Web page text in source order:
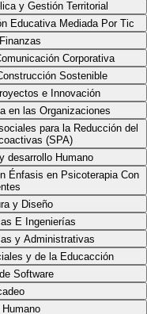
y Gestión Territorial
Educativa Mediada Por Tic
Corporativa
Sostenible
e Innovación
en las Organizaciones
para la Reducción del
(SPA)
desarrollo Humano
Énfasis en Psicoterapia Con
y Diseño
E Ingenierías
y Administrativas
y de la Educacción
Software